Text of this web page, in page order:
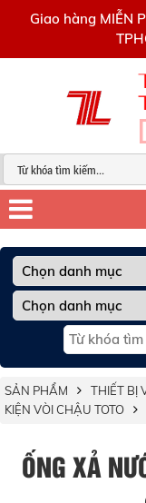
Giao hàng MIỄN
SẢN PHẨM THIẾT BỊ
KIỆN VÒI CHẬU TOTO
ỐNG XẢ
0909445903